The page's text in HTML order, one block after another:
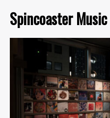
Spincoaster